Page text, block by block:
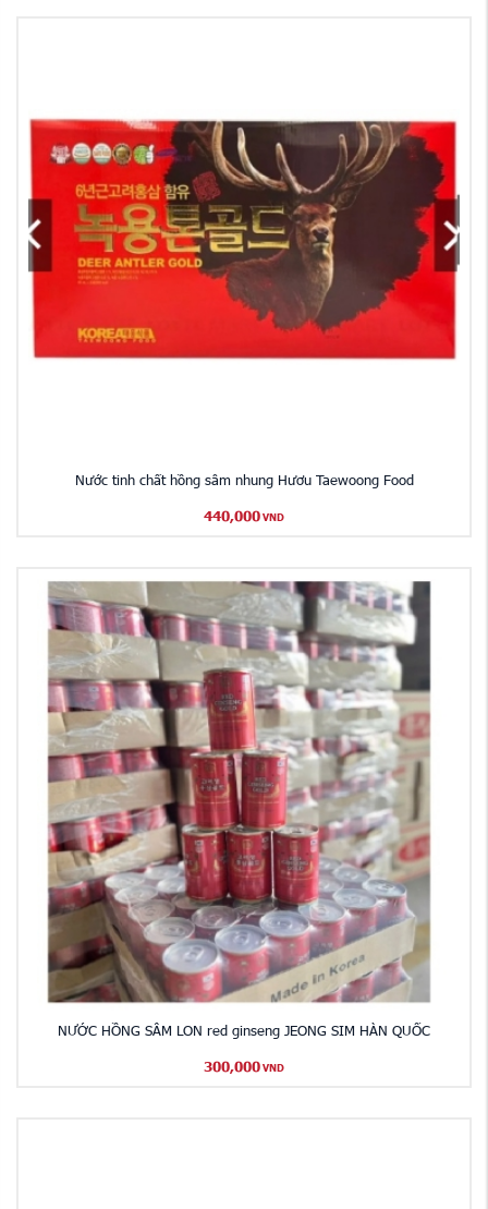
Nước tinh chất hồng sâm nhung Hươu Taewoong Food
440,000 VND
NƯỚC HỒNG SÂM LON red ginseng JEONG SIM HÀN QUỐC
300,000 VND